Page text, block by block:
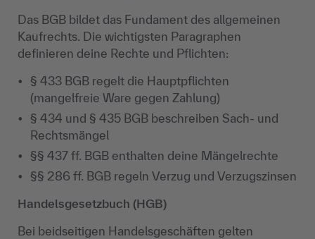
Das BGB bildet das Fundament des allgemeinen
Kaufrechts. Die wichtigsten Paragraphen
definieren deine Rechte und Pflichten:
§ 433 BGB regelt die Hauptpflichten
(mangelfreie Ware gegen Zahlung)
§ 434 und § 435 BGB beschreiben Sach- und
Rechtsmängel
§§ 437 ff. BGB enthalten deine Mängelrechte
§§ 286 ff. BGB regeln Verzug und Verzugszinsen
Handelsgesetzbuch (HGB)
Bei beidseitigen Handelsgeschäften gelten